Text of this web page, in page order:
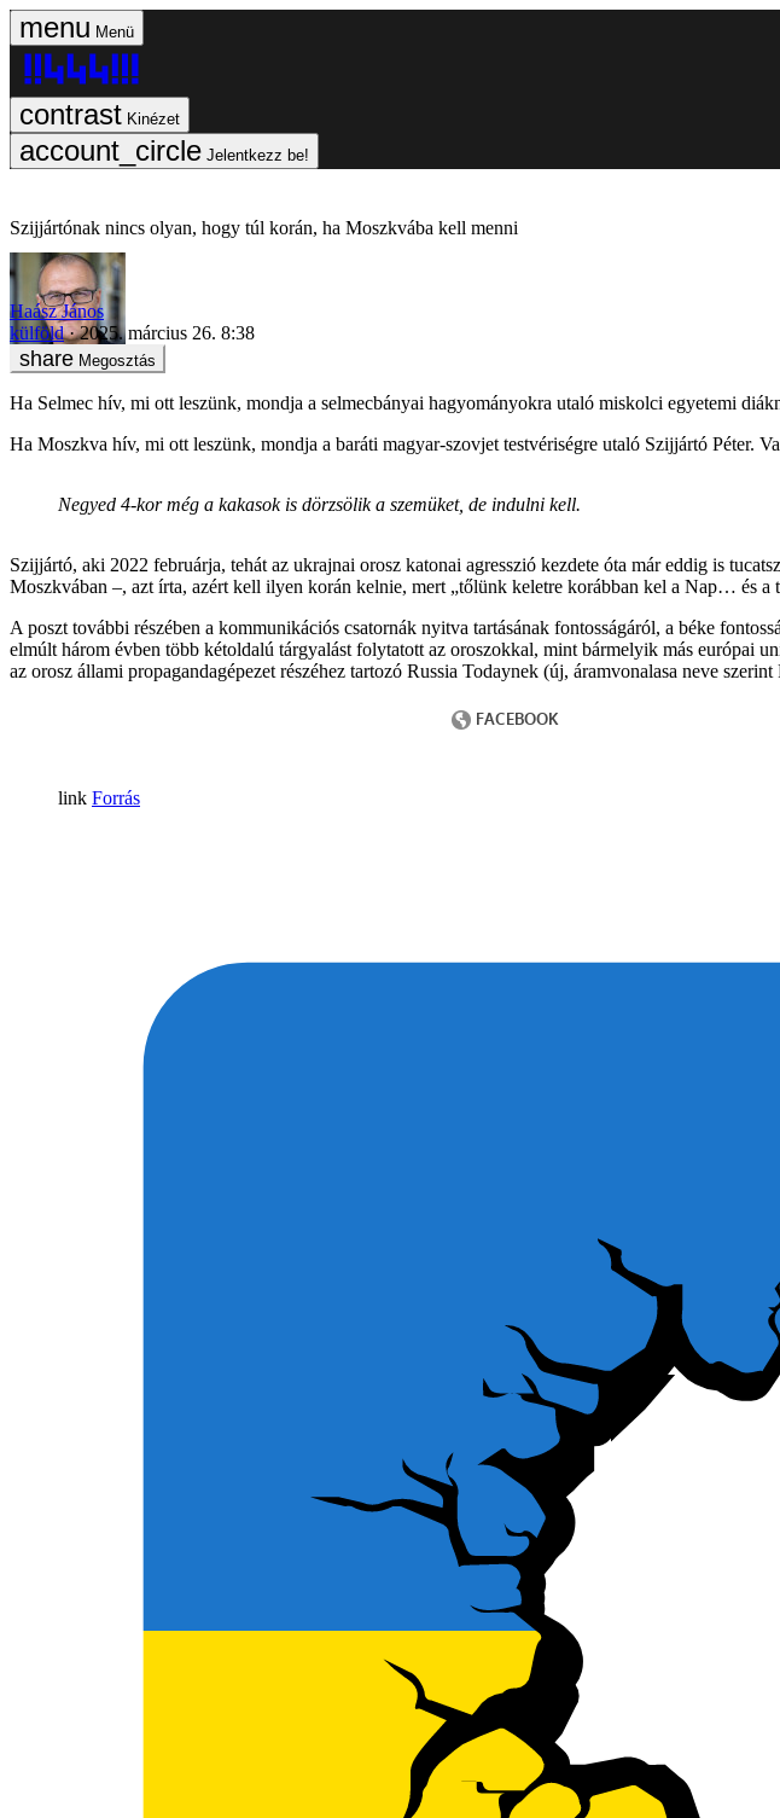
Menü
Kinézet
Jelentkezz be!
Szijjártónak nincs olyan, hogy túl korán, ha Moszkvába kell menni
Haász János
külföld
2025. március 26. 8:38
Megosztás
Ha Selmec hív, mi ott leszünk, mondja a selmecbányai hagyományokra utaló miskolci egyetemi
Ha Moszkva hív, mi ott leszünk, mondja a baráti magyar-szovjet testvériségre utaló Szijjártó Péter.
Negyed 4-kor még a kakasok is dörzsölik a szemüket, de indulni kell.
Szijjártó, aki 2022 februárja, tehát az ukrajnai orosz katonai agresszió kezdete óta már eddig is
Moszkvában –, azt írta, azért kell ilyen korán kelnie, mert „tőlünk keletre korábban kel a Nap… és a
A poszt további részében a kommunikációs csatornák nyitva tartásának fontosságáról, a béke
elmúlt három évben több kétoldalú tárgyalást folytatott az oroszokkal, mint bármelyik más európai
az orosz állami propagandagépezet részéhez tartozó Russia Todaynek (új, áramvonalasa neve szerint
Forrás